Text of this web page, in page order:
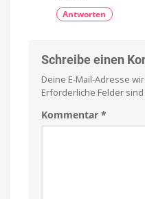
Antworten
Schreibe einen
Deine E-Mail-Adresse
Erforderliche Felder
Kommentar *